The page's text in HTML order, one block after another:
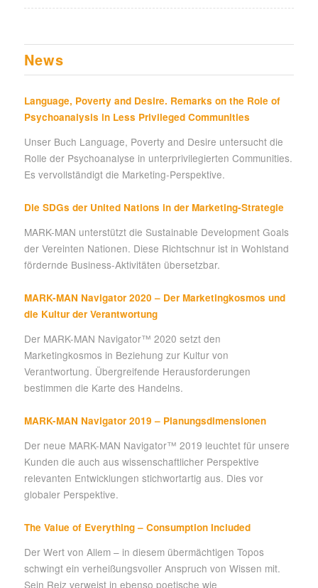
News
Language, Poverty and Desire. Remarks on the Role of
Psychoanalysis in Less Privileged Communities
Unser Buch Language, Poverty and Desire untersucht die
Rolle der Psychoanalyse in unterprivilegierten Communities.
Es vervollständigt die Marketing-Perspektive.
Die SDGs der United Nations in der Marketing-Strategie
MARK-MAN unterstützt die Sustainable Development Goals
der Vereinten Nationen. Diese Richtschnur ist in Wohlstand
fördernde Business-Aktivitäten übersetzbar.
MARK-MAN Navigator 2020 – Der Marketingkosmos und
die Kultur der Verantwortung
Der MARK-MAN Navigator™ 2020 setzt den
Marketingkosmos in Beziehung zur Kultur von
Verantwortung. Übergreifende Herausforderungen
bestimmen die Karte des Handelns.
MARK-MAN Navigator 2019 – Planungsdimensionen
Der neue MARK-MAN Navigator™ 2019 leuchtet für unsere
Kunden die auch aus wissenschaftlicher Perspektive
relevanten Entwicklungen stichwortartig aus. Dies vor
globaler Perspektive.
The Value of Everything – Consumption Included
Der Wert von Allem – in diesem übermächtigen Topos
schwingt ein verheißungsvoller Anspruch von Wissen mit.
Sein Reiz verweist in ebenso poetische wie